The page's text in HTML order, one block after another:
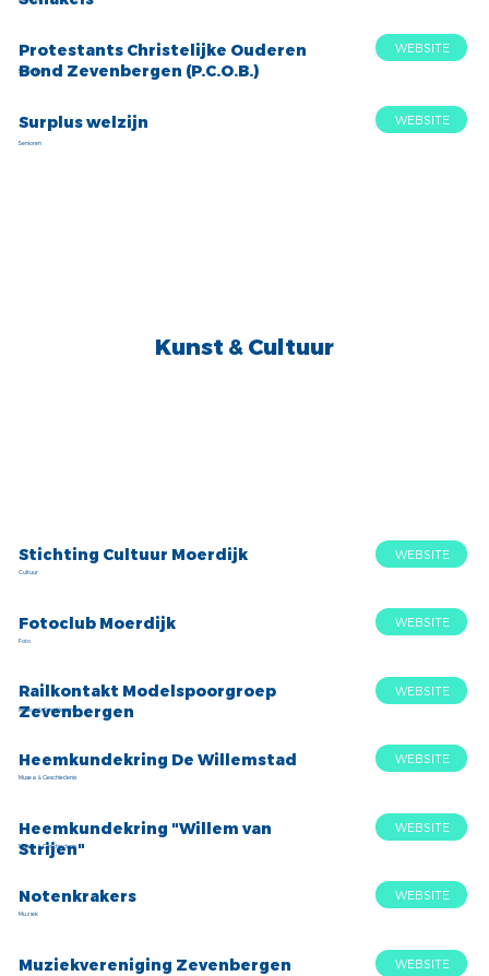
Senioren
Protestants Christelijke Ouderen
Bond Zevenbergen (P.C.O.B.)
WEBSITE
Senioren
Surplus welzijn WEBSITE
Kunst & Cultuur
Cultuur
Stichting Cultuur Moerdijk WEBSITE
Foto
Fotoclub Moerdijk WEBSITE
Musea & Geschiedenis
Railkontakt Modelspoorgroep
Zevenbergen
WEBSITE
Musea & Geschiedenis
Heemkundekring De Willemstad WEBSITE
Musea & Geschiedenis
Heemkundekring "Willem van
Strijen"
WEBSITE
Muziek
Notenkrakers WEBSITE
Muziekvereniging Zevenbergen WEBSITE